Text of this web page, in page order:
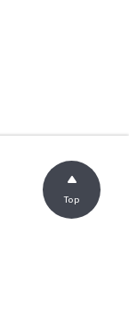
Top